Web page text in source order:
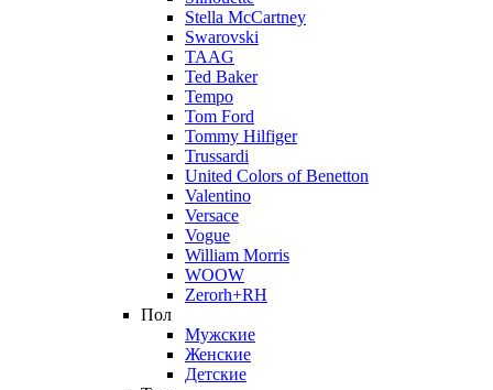
Stella McCartney
Swarovski
TAAG
Ted Baker
Tempo
Tom Ford
Tommy Hilfiger
Trussardi
United Colors of Benetton
Valentino
Versace
Vogue
William Morris
WOOW
Zerorh+RH
Пол
Мужские
Женские
Детские